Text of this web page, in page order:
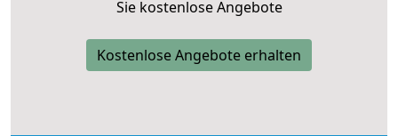
Sie kostenlose Angebote
Kostenlose Angebote erhalten